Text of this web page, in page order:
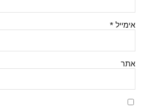
אימייל *
אתר